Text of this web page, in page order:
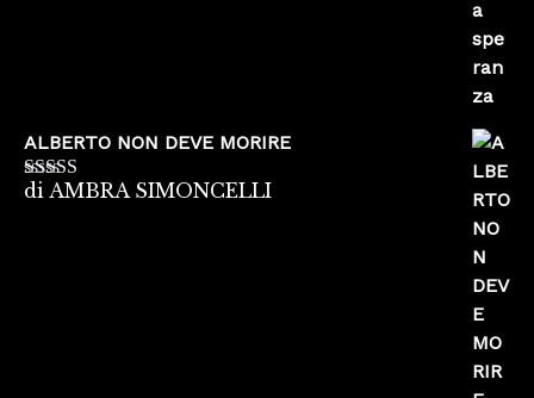
ALBERTO NON DEVE MORIRE
Valutato5su
di AMBRA SIMONCELLI